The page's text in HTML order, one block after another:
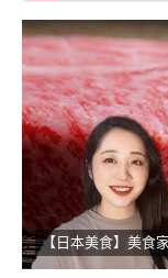
【日本美食】美食